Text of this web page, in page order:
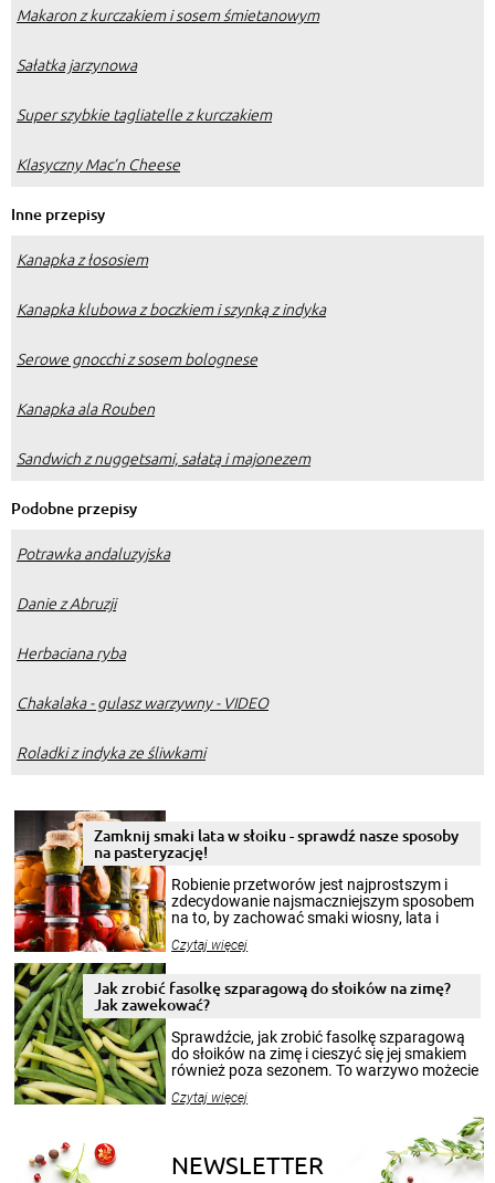
Makaron z kurczakiem i sosem śmietanowym
Sałatka jarzynowa
Super szybkie tagliatelle z kurczakiem
Klasyczny Mac’n Cheese
Inne przepisy
Kanapka z łososiem
Kanapka klubowa z boczkiem i szynką z indyka
Serowe gnocchi z sosem bolognese
Kanapka ala Rouben
Sandwich z nuggetsami, sałatą i majonezem
Podobne przepisy
Potrawka andaluzyjska
Danie z Abruzji
Herbaciana ryba
Chakalaka - gulasz warzywny - VIDEO
Roladki z indyka ze śliwkami
Zamknij smaki lata w słoiku - sprawdź nasze sposoby
na pasteryzację!
Robienie przetworów jest najprostszym i
zdecydowanie najsmaczniejszym sposobem
na to, by zachować smaki wiosny, lata i
krajobrazów, by cieszyć nimi oko w sezonie
pełni poczuć atmosferę cieplejszych
miesięcy. Przygotowanie słoików ze
patenty, które pozwolą zachować świeżość
przetworów.
Czytaj więcej
Jak zrobić fasolkę szparagową do słoików na zimę?
Jak zawekować?
Sprawdźcie, jak zrobić fasolkę szparagową
do słoików na zimę i cieszyć się jej smakiem
również poza sezonem. To warzywo możecie
nasze propozycje!
Czytaj więcej
NEWSLETTER